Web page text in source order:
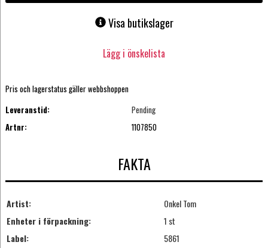
Visa butikslager
Lägg i önskelista
Pris och lagerstatus gäller webbshoppen
Leveranstid:
Pending
Artnr:
1107850
FAKTA
Artist:
Onkel Tom
Enheter i förpackning:
1 st
Label:
5861